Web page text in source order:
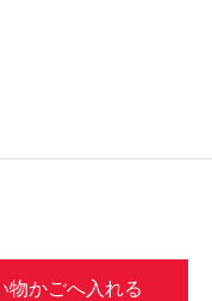
物かごへ入れる